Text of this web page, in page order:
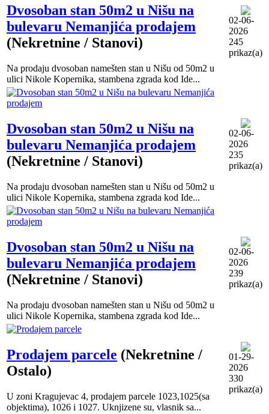
Dvosoban stan 50m2 u Nišu na
bulevaru Nemanjića prodajem
(Nekretnine / Stanovi)
Na prodaju dvosoban namešten stan u Nišu od 50m2 u
ulici Nikole Kopernika, stambena zgrada kod Ide...
02-06-
2026
245
prikaz(a)
Dvosoban stan 50m2 u Nišu na
bulevaru Nemanjića prodajem
(Nekretnine / Stanovi)
Na prodaju dvosoban namešten stan u Nišu od 50m2 u
ulici Nikole Kopernika, stambena zgrada kod Ide...
02-06-
2026
235
prikaz(a)
Dvosoban stan 50m2 u Nišu na
bulevaru Nemanjića prodajem
(Nekretnine / Stanovi)
Na prodaju dvosoban namešten stan u Nišu od 50m2 u
ulici Nikole Kopernika, stambena zgrada kod Ide...
02-06-
2026
239
prikaz(a)
Prodajem parcele (Nekretnine /
Ostalo)
U zoni Kragujevac 4, prodajem parcele 1023,1025(sa
objektima), 1026 i 1027. Uknjizene su, vlasnik sa...
01-29-
2026
330
prikaz(a)